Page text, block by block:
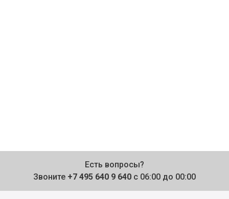
Есть вопросы?
Звоните +7 495 640 9 640 с 06:00 до 00:00